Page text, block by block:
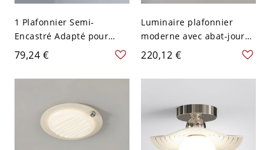
1 Plafonnier Semi-
Encastré Adapté pour
LED/Incandescent/Fluores
Vitreux et Fixation en
79,24 €
Luminaire plafonnier
moderne avec abat-jour
acrylique ouvert vers le
30,48 cm
220,12 €